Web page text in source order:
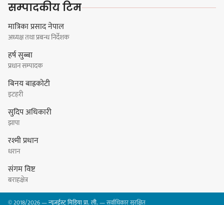
प्रयोग गरेपछि उत्पन्न विवादका कारण
सम्पादकीय टिम
मात्रिका प्रसाद नेपाल
अध्यक्ष तथा प्रबन्ध निर्देशक
हर्ष सुब्बा
प्रधान सम्पादक
बिनय बाह्रकोटी
इटहरी
सुदिप अधिकारी
झापा
रश्मी प्रधान
धरान
संगम विष्ट
बराहक्षेत्र
© 2018/2026 —न्यूजईस्ट मिडिया प्रा. ली. — सर्वाधिकार सुरक्षित